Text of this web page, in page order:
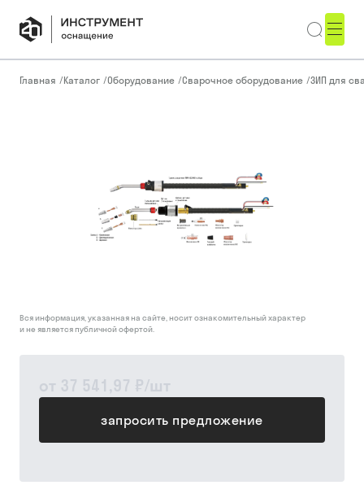
Главная /Каталог /Оборудование /Сварочное оборудование /ЗИП для
от 37 541,97 ₽/шт
запросить предложение
Вся информация, указанная на сайте, носит ознакомительный характер
и не является публичной офертой.